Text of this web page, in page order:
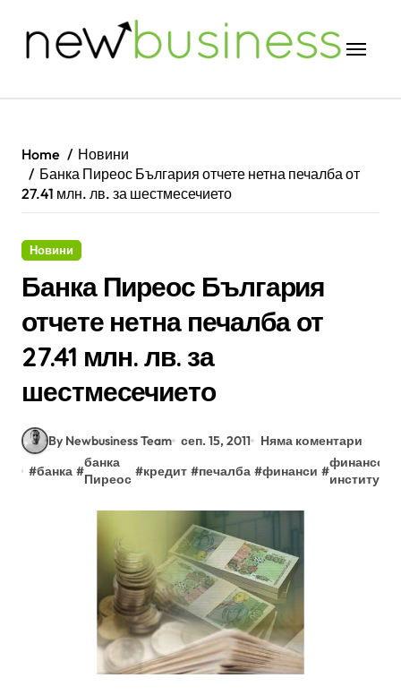
Home
Новини
Банка Пиреос България отчете нетна печалба от
27.41 млн. лв. за шестмесечието
Новини
Банка Пиреос България
отчете нетна печалба от
27.41 млн. лв. за
шестмесечието
By Newbusiness Team сеп. 15, 2011
Няма коментари
#банка #
банка
Пиреос
#кредит #печалба #финанси #
финансова